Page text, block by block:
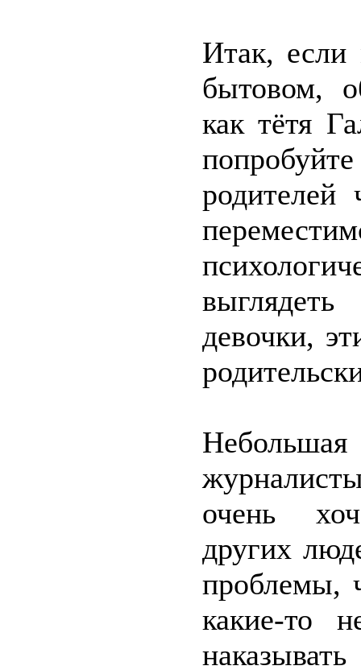
Итак,
бытовом,
как тётя
девочки,
очень
других
проблемы,
какие-то